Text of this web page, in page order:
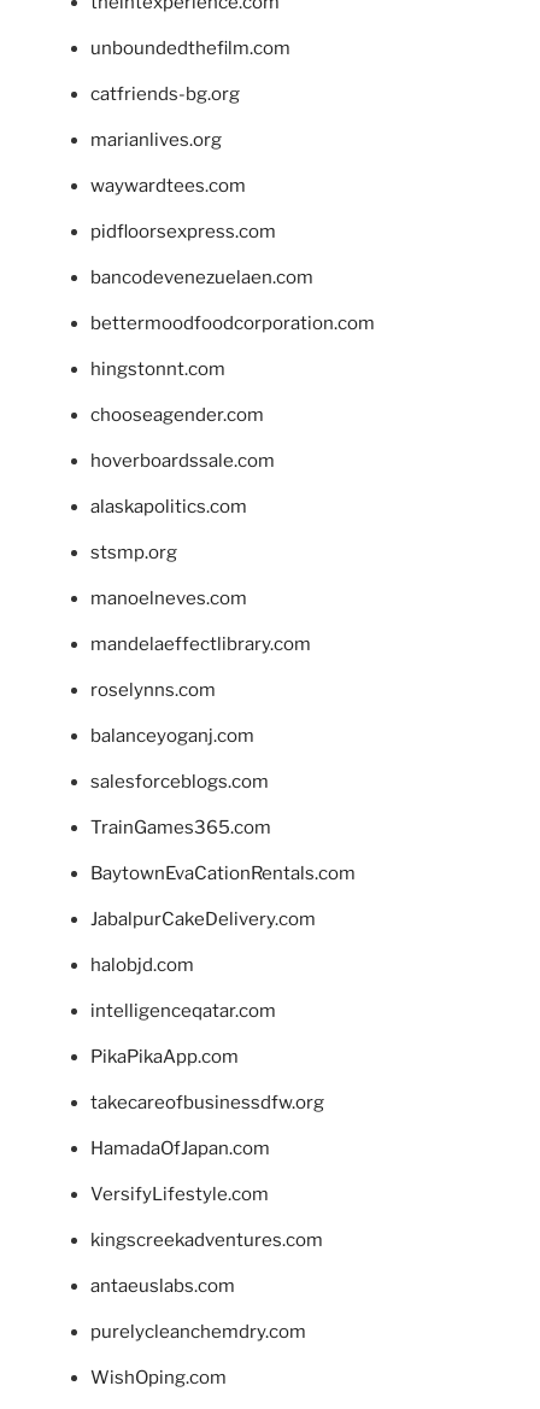
unboundedthefilm.com
catfriends-bg.org
marianlives.org
waywardtees.com
pidfloorsexpress.com
bancodevenezuelaen.com
bettermoodfoodcorporation.com
hingstonnt.com
chooseagender.com
hoverboardssale.com
alaskapolitics.com
stsmp.org
manoelneves.com
mandelaeffectlibrary.com
roselynns.com
balanceyoganj.com
salesforceblogs.com
TrainGames365.com
BaytownEvaCationRentals.com
JabalpurCakeDelivery.com
halobjd.com
intelligenceqatar.com
PikaPikaApp.com
takecareofbusinessdfw.org
HamadaOfJapan.com
VersifyLifestyle.com
kingscreekadventures.com
antaeuslabs.com
purelycleanchemdry.com
WishOping.com